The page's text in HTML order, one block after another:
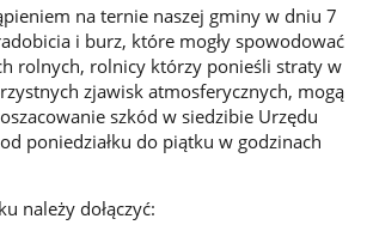
na ternie naszej gminy w dniu 7
i burz, które mogły spowodować
rolnych, rolnicy którzy ponieśli straty w
zjawisk atmosferycznych, mogą
szkód w siedzibie Urzędu
poniedziałku do piątku w godzinach
należy dołączyć: